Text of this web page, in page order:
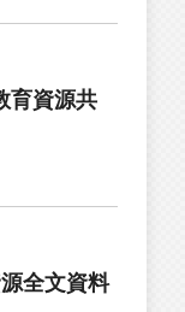
育資源共
全文資料